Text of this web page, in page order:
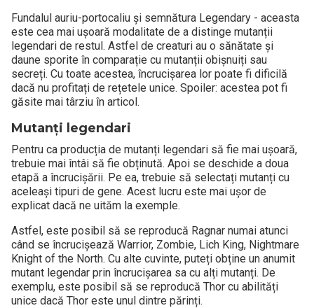
Fundalul auriu-portocaliu și semnătura Legendary - aceasta
este cea mai ușoară modalitate de a distinge mutanții
legendari de restul. Astfel de creaturi au o sănătate și
daune sporite în comparație cu mutanții obișnuiți sau
secreți. Cu toate acestea, încrucișarea lor poate fi dificilă
dacă nu profitați de rețetele unice. Spoiler: acestea pot fi
găsite mai târziu în articol.
Mutanți legendari
Pentru ca producția de mutanți legendari să fie mai ușoară,
trebuie mai întâi să fie obținută. Apoi se deschide a doua
etapă a încrucișării. Pe ea, trebuie să selectați mutanți cu
aceleași tipuri de gene. Acest lucru este mai ușor de
explicat dacă ne uităm la exemple.
Astfel, este posibil să se reproducă Ragnar numai atunci
când se încrucișează Warrior, Zombie, Lich King, Nightmare
Knight of the North. Cu alte cuvinte, puteți obține un anumit
mutant legendar prin încrucișarea sa cu alți mutanți. De
exemplu, este posibil să se reproducă Thor cu abilități
unice dacă Thor este unul dintre părinți.